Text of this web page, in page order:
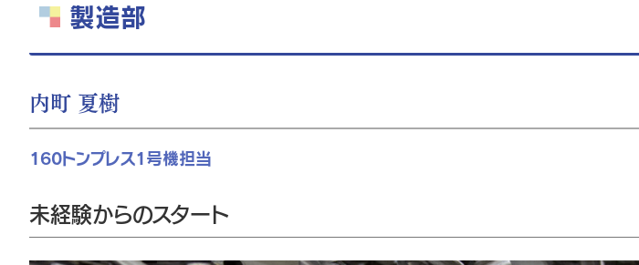
製造部
内町 夏樹
160トンプレス1号機担当
未経験からのスタート